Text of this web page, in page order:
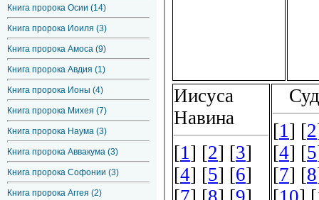
Книга пророка Осии (14)
Книга пророка Иоиля (3)
Книга пророка Амоса (9)
Книга пророка Авдия (1)
Книга пророка Ионы (4)
Книга пророка Михея (7)
Книга пророка Наума (3)
Книга пророка Аввакума (3)
Книга пророка Софонии (3)
Книга пророка Аггея (2)